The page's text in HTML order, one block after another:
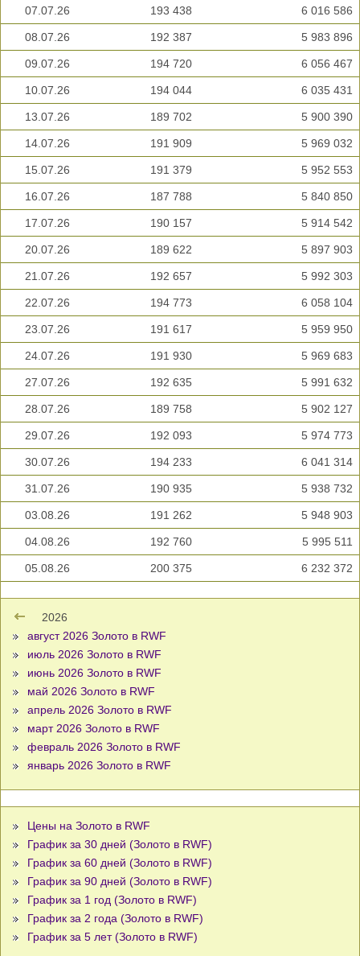
07.07.26 193 438 6 016 586
08.07.26 192 387 5 983 896
09.07.26 194 720 6 056 467
10.07.26 194 044 6 035 431
13.07.26 189 702 5 900 390
14.07.26 191 909 5 969 032
15.07.26 191 379 5 952 553
16.07.26 187 788 5 840 850
17.07.26 190 157 5 914 542
20.07.26 189 622 5 897 903
21.07.26 192 657 5 992 303
22.07.26 194 773 6 058 104
23.07.26 191 617 5 959 950
24.07.26 191 930 5 969 683
27.07.26 192 635 5 991 632
28.07.26 189 758 5 902 127
29.07.26 192 093 5 974 773
30.07.26 194 233 6 041 314
31.07.26 190 935 5 938 732
03.08.26 191 262 5 948 903
04.08.26 192 760 5 995 511
05.08.26 200 375 6 232 372
2026
август 2026 Золото в RWF
июль 2026 Золото в RWF
июнь 2026 Золото в RWF
май 2026 Золото в RWF
апрель 2026 Золото в RWF
март 2026 Золото в RWF
февраль 2026 Золото в RWF
январь 2026 Золото в RWF
Цены на Золото в RWF
График за 30 дней (Золото в RWF)
График за 60 дней (Золото в RWF)
График за 90 дней (Золото в RWF)
График за 1 год (Золото в RWF)
График за 2 года (Золото в RWF)
График за 5 лет (Золото в RWF)